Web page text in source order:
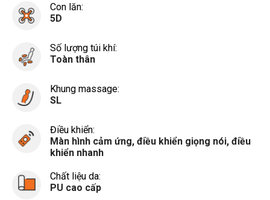
Con lăn:
5D
Số lượng túi khí:
Toàn thân
Khung massage:
SL
Điều khiển:
Màn hình cảm ứng, điều khiển giọng nói, điều
khiển nhanh
Chất liệu da:
PU cao cấp